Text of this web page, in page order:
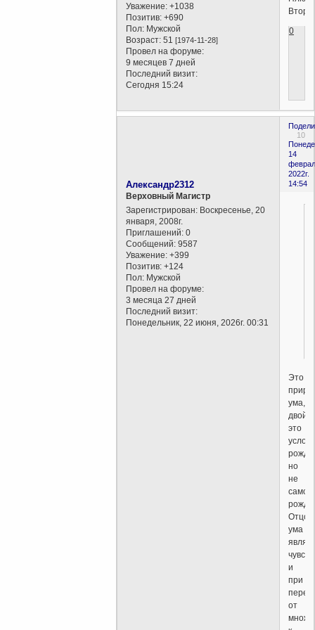
Уважение: +1038
Позитив: +690
Пол: Мужской
Возраст: 51[1974-11-28]
Провел на форуме:
9 месяцев 7 дней
Последний визит:
Сегодня 15:24
0
10
14
2022г.
14:54
Александр2312
Верховный Магистр
Зарегистрирован: Воскресенье, 20
января, 2008г.
Приглашений: 0
Сообщений: 9587
Уважение: +399
Позитив: +124
Пол: Мужской
Провел на форуме:
3 месяца 27 дней
Последний визит:
Понедельник, 22 июня, 2026г. 00:31
Это
ума,
это
но
не
само
Отцом
ума
и
при
от